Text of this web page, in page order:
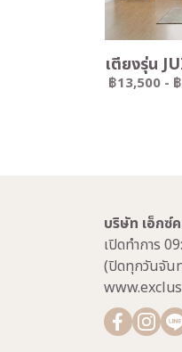
เตียงรุ่น
฿13,500 -
บริษัท เอ็กซ์
เปิดทำการ
(ปิดทุกวันจัน